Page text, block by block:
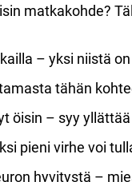
matkakohde?
– yksi niistä
tähän
öisin – syy yllättää
pieni virhe voi
hyvitystä –